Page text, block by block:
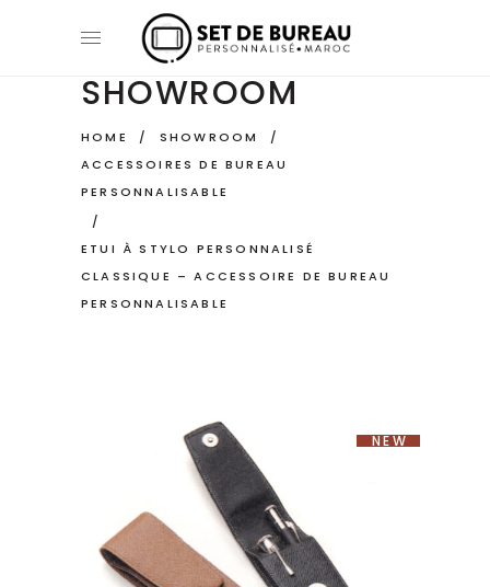
SHOWROOM
HOME / SHOWROOM
/
ACCESSOIRES DE BUREAU
PERSONNALISABLE
/
ETUI À STYLO PERSONNALISÉ
CLASSIQUE – ACCESSOIRE DE BUREAU
PERSONNALISABLE
NEW